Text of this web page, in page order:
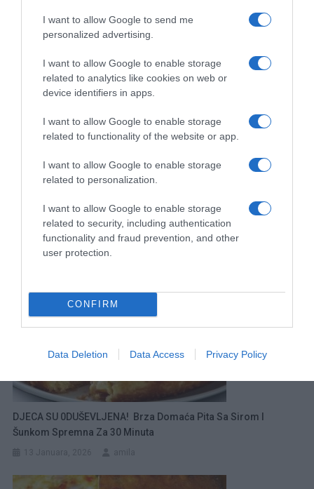
I want to allow Google to send me
personalized advertising.
I want to allow Google to enable storage
related to analytics like cookies on web or
device identifiers in apps.
I want to allow Google to enable storage
related to functionality of the website or app.
I want to allow Google to enable storage
related to personalization.
I want to allow Google to enable storage
related to security, including authentication
functionality and fraud prevention, and other
user protection.
CONFIRM
Data Deletion Data Access Privacy Policy
Navigacija
članaka
Komšije će vam zavidjeti – Evo kako da 0živite svoje krastavce i paradajz
RELATED POSTS
DJECA SU 0DUŠEVLJENA! Brza Domaća Pita Sa Sirom I
Šunkom Spremna Za 30 Minuta